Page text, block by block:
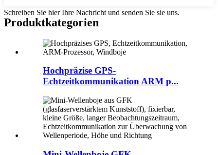
Schreiben Sie hier Ihre Nachricht und senden Sie sie uns.
Produktkategorien
Hochpräzise GPS-
Echtzeitkommunikation ARM p...